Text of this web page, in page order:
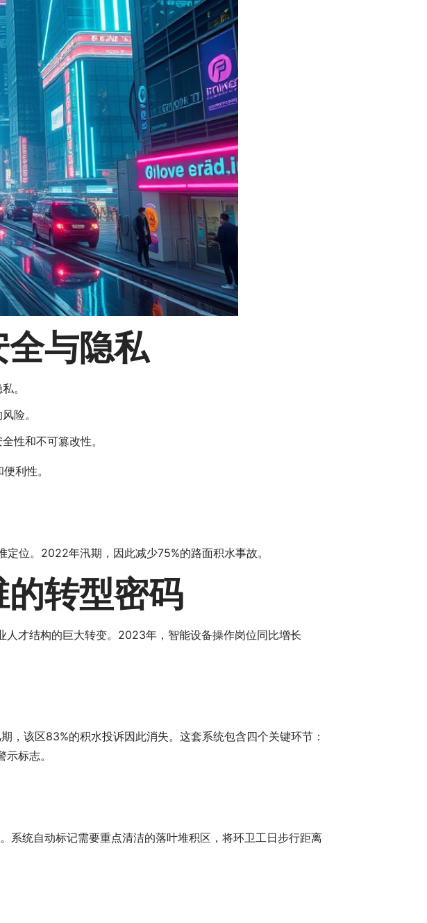
与隐私
。
险。
性和不可篡改性。
利性。
位。2022年汛期，因此减少75%的路面积水事故。
转型密码
才结构的巨大转变。2023年，智能设备操作岗位同比增长
该区83%的积水投诉因此消失。这套系统包含四个关键环节：
标志。
系统自动标记需要重点清洁的落叶堆积区，将环卫工日步行距离